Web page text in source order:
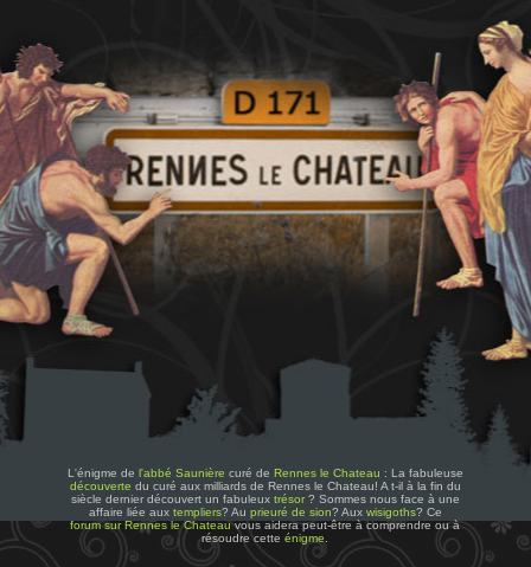
L'énigme de l'abbé Saunière curé de Rennes le Chateau : La fabuleuse
découverte du curé aux milliards de Rennes le Chateau! A t-il à la fin du
siècle dernier découvert un fabuleux trésor? Sommes nous face à une
affaire liée aux templiers? Au prieuré de sion? Aux wisigoths? Ce
forum sur Rennes le Chateauvous aidera peut-être à comprendre ou à
résoudre cetteénigme